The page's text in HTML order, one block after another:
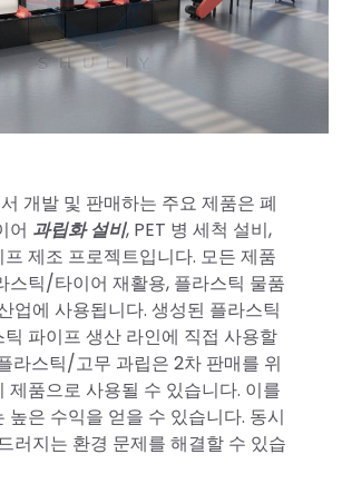
개발 및 판매하는 주요 제품은 폐
어 과립화 설비, PET 병 세척 설비,
제조 프로젝트입니다. 모든 제품
스틱/타이어 재활용, 플라스틱 물품
업에 사용됩니다. 생성된 플라스틱
파이프 생산 라인에 직접 사용할
라스틱/고무 과립은 2차 판매를 위
제품으로 사용될 수 있습니다. 이를
높은 수익을 얻을 수 있습니다. 동시
러지는 환경 문제를 해결할 수 있습